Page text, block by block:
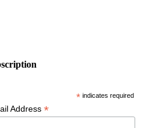
* indicates required
Address *